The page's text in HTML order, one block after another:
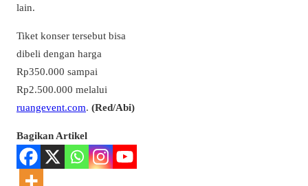
lain.
Tiket konser tersebut bisa
dibeli dengan harga
Rp350.000 sampai
Rp2.500.000 melalui
ruangevent.com. (Red/Abi)
Bagikan Artikel